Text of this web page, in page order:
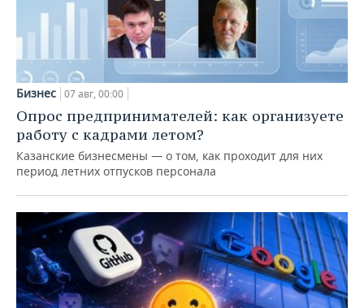
Бизнес 07 авг, 00:00
Опрос предпринимателей: как организуете
работу с кадрами летом?
Казанские бизнесмены — о том, как проходит для них
период летних отпусков персонала